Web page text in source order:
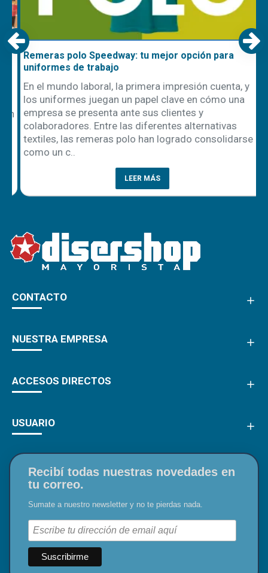
Remeras polo Speedway: tu mejor opción para
uniformes de trabajo
En el mundo laboral, la primera impresión cuenta, y
los uniformes juegan un papel clave en cómo una
empresa se presenta ante sus clientes y
colaboradores. Entre las diferentes alternativas
textiles, las remeras polo han logrado consolidarse
como un c..
LEER MÁS
CONTACTO
NUESTRA EMPRESA
ACCESOS DIRECTOS
USUARIO
Recibí todas nuestras novedades en
tu correo.
Sumate a nuestro newsletter y no te pierdas nada.